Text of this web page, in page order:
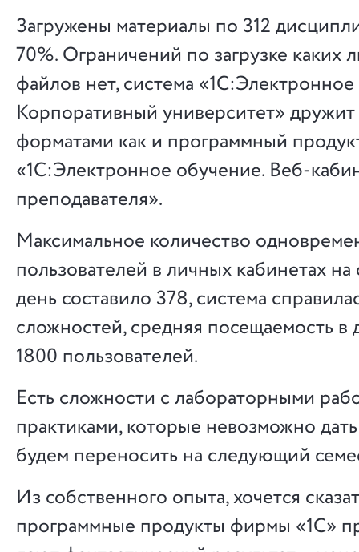
Загружены материалы по 312
70%. Ограничений по загрузке каких
файлов нет, система
Корпоративный университет»
форматами как и программный
«1С:Электронное обучение. Веб-
преподавателя».
Максимальное количество
пользователей в личных кабинетах
день составило 378, система
сложностей, средняя посещаемость в
1800 пользователей.
Есть сложности с лабораторными
практиками, которые невозможно
будем переносить на следующий
Из собственного опыта, хочется
программные продукты фирмы «1С»